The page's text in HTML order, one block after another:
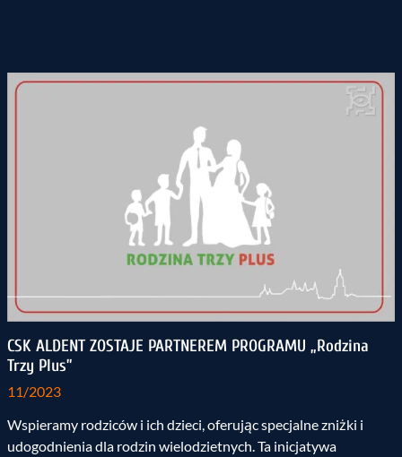
CSK ALDENT ZOSTAJE PARTNEREM PROGRAMU „Rodzina
Trzy Plus”
11/2023
Wspieramy rodziców i ich dzieci, oferując specjalne zniżki i
udogodnienia dla rodzin wielodzietnych. Ta inicjatywa